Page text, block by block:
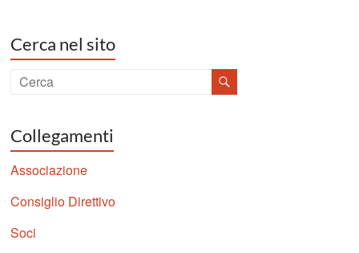
Cerca nel sito
Collegamenti
Associazione
Consiglio Direttivo
Soci